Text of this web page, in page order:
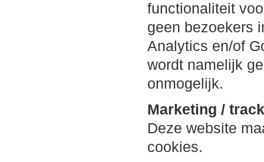
functionaliteit
geen bezoekers
Analytics en/of
wordt namelijk
onmogelijk.
Marketing /
Deze website
cookies.